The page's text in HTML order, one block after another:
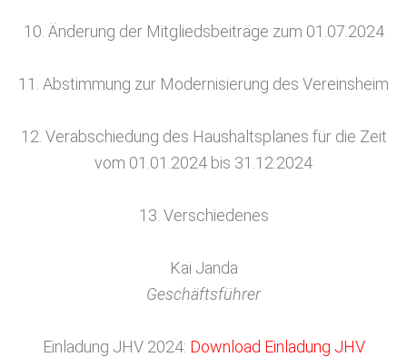
10. Änderung der Mitgliedsbeiträge zum 01.07.2024
11. Abstimmung zur Modernisierung des Vereinsheim
12. Verabschiedung des Haushaltsplanes für die Zeit
vom 01.01.2024 bis 31.12.2024
13. Verschiedenes
Kai Janda
Geschäftsführer
Einladung JHV 2024: Download Einladung JHV